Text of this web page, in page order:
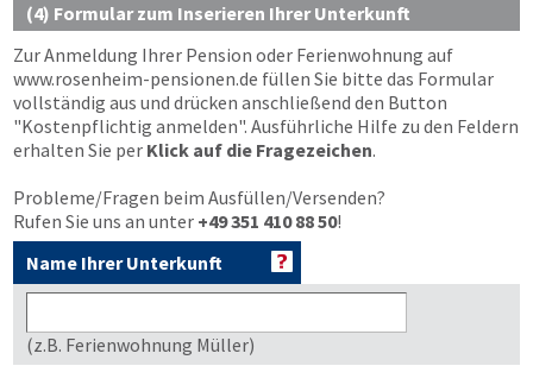
(4) Formular zum Inserieren Ihrer Unterkunft
Zur Anmeldung Ihrer Pension oder Ferienwohnung auf
www.rosenheim-pensionen.de füllen Sie bitte das Formular
vollständig aus und drücken anschließend den Button
"Kostenpflichtig anmelden". Ausführliche Hilfe zu den Feldern
erhalten Sie per Klick auf die Fragezeichen.
Probleme/Fragen beim Ausfüllen/Versenden?
Rufen Sie uns an unter +49 351 410 88 50!
Name Ihrer Unterkunft
(z.B. Ferienwohnung Müller)